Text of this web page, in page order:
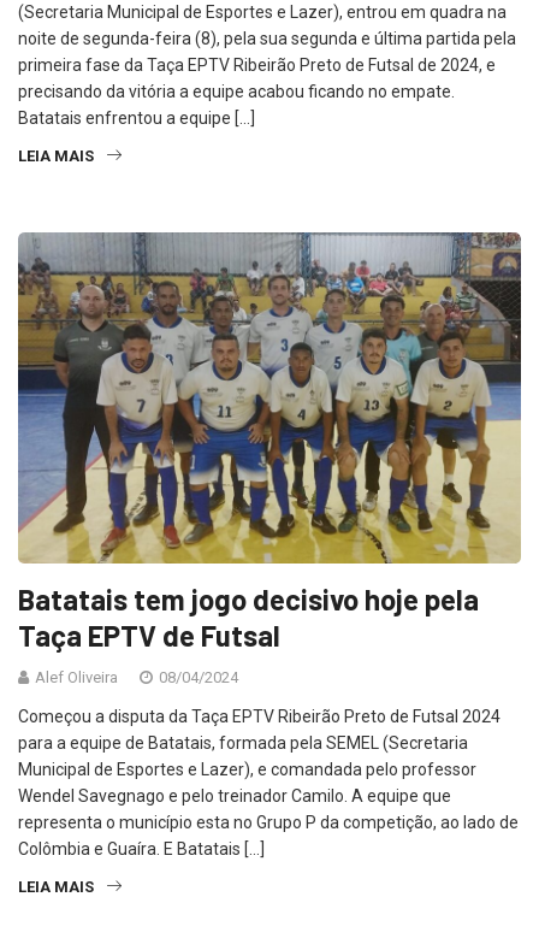
(Secretaria Municipal de Esportes e Lazer), entrou em quadra na
noite de segunda-feira (8), pela sua segunda e última partida pela
primeira fase da Taça EPTV Ribeirão Preto de Futsal de 2024, e
precisando da vitória a equipe acabou ficando no empate.
Batatais enfrentou a equipe […]
LEIA MAIS
Batatais tem jogo decisivo hoje pela
Taça EPTV de Futsal
Alef Oliveira 08/04/2024
Começou a disputa da Taça EPTV Ribeirão Preto de Futsal 2024
para a equipe de Batatais, formada pela SEMEL (Secretaria
Municipal de Esportes e Lazer), e comandada pelo professor
Wendel Savegnago e pelo treinador Camilo. A equipe que
representa o município esta no Grupo P da competição, ao lado de
Colômbia e Guaíra. E Batatais […]
LEIA MAIS